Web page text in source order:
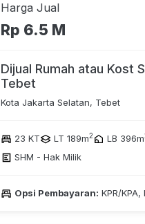
Harga Jual
Rp 6.5 M
Dijual Rumah atau Kost
Tebet
Kota Jakarta Selatan, Tebet
23 KT LT 189m2 LB 396m
SHM - Hak Milik
Opsi Pembayaran: KPR/